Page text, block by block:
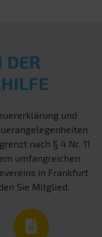
DER
und
nach § 4 Nr. 11
umfangreichen
in Frankfurt
Sie Mitglied.